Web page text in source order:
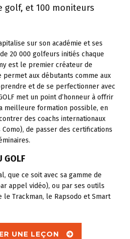
golf, et 100 moniteurs
sur son académie et ses
20 000 golfeurs initiés chaque
est le premier créateur de
aux débutants comme aux
et de se perfectionner avec
met un point d’honneur à offrir
meilleure formation possible, en
des coachs internationaux
Como), de passer des certifications
GOLF
que ce soit avec sa gamme de
appel vidéo), ou par ses outils
Trackman, le Rapsodo et Smart
UNE LEÇON